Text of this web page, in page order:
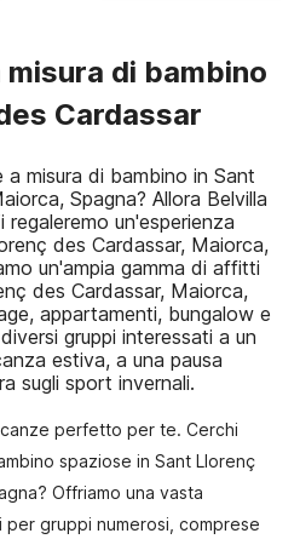
di bambino
Cardassar
misura di bambino in Sant
Spagna? Allora Belvilla
un'esperienza
des Cardassar, Maiorca,
un'ampia gamma di affitti
des Cardassar, Maiorca,
appartamenti, bungalow e
gruppi interessati a un
estiva, a una pausa
sugli sport invernali.
perfetto per te. Cerchi
spaziose in Sant Llorenç
Offriamo una vasta
gruppi numerosi, comprese